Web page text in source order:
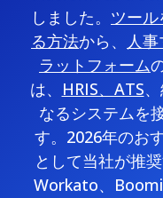
しました。 ツー
る方法から、
人
ラットフォーム
は、
HRIS、ATS
なるシステムを
す。2026年のお
として当社が推
Workato、